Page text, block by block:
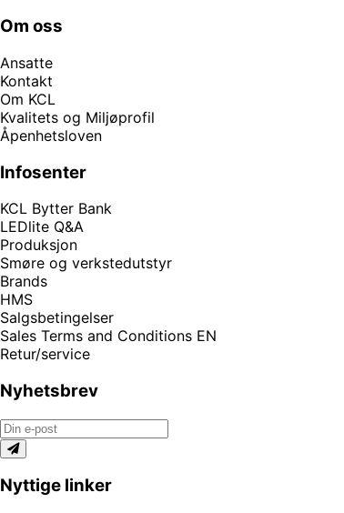
Om oss
Ansatte
Kontakt
Om KCL
Kvalitets og Miljøprofil
Åpenhetsloven
Infosenter
KCL Bytter Bank
LEDlite Q&A
Produksjon
Smøre og verkstedutstyr
Brands
HMS
Salgsbetingelser
Sales Terms and Conditions EN
Retur/service
Nyhetsbrev
Nyttige linker